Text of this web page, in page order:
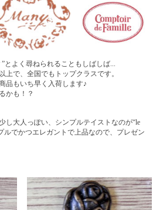
とよく尋ねられることもしばしば...
上で、全国でもトップクラスです。
品もいち早く入荷します♪
かも！？
し大人っぽい、シンプルテイストなのが“le
ルでかつエレガントで上品なので、プレゼン